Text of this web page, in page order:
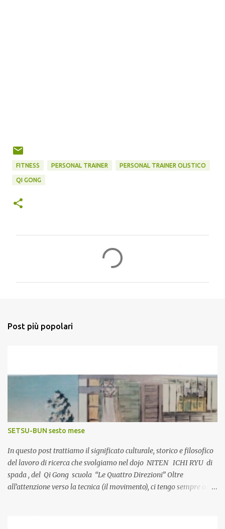
FITNESS PERSONAL TRAINER PERSONAL TRAINER OLISTICO
QI GONG
Post più popolari
SETSU-BUN sesto mese
In questo post trattiamo il significato culturale, storico e filosofico
del lavoro di ricerca che svolgiamo nel dojo NITEN ICHI RYU di
spada , del Qi Gong scuola “Le Quattro Direzioni” Oltre
all’attenzione verso la tecnica (il movimento), ci tengo sempre ad